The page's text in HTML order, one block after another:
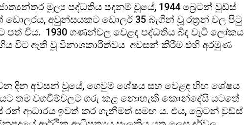
මූල්‍ය පද්ධතිය පදනම් වූයේ, 1944 බ්‍රෙටන් වුඩ්ස්
අවුන්සයකට ඩොලර් 35 බැගින් වූ රත්‍රන් වල පිටු
පත් විය. 1930 ගණන්වල වෙළඳ පද්ධතිය බිඳ වැටී ලෝකය
ගිය විට ඇති වූ විනාශකාරිත්වය අවසන් කිරීම එහි අරමුණ
වන දින අවසන් වූයේ, ගෙවුම් ශේෂය සහ වෙළඳ හිඟ ශේෂය
තම වගවීම්වලට ගරු කළ නොහැකි කොන්දේසි යටතේ
ආධාරය ඉවත් කර ගැනීමත් සමඟ ය. එය, බ්‍රෙටන් වුඩ්ස්